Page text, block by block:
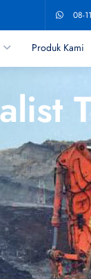
08-
Produk Kami